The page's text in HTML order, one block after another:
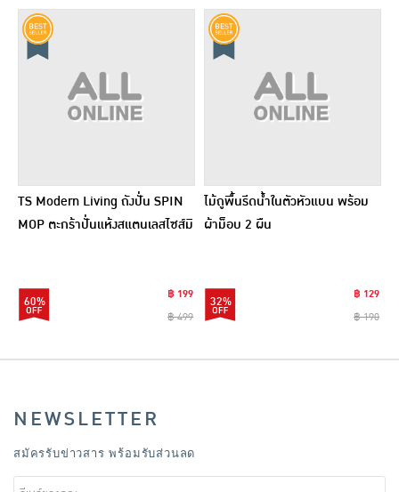
TS Modern Living ถังปั่น SPIN
MOP ตะกร้าปั่นแห้งสแตนเลสไซส์มิ
60%
฿ 199
฿ 499
ไม้ถูพื้นรีดน้ำในตัวหัวแบน พร้อม
ผ้าม็อบ 2 ผืน
32%
฿ 129
฿ 190
NEWSLETTER
สมัครรับข่าวสาร พร้อมรับส่วนลด